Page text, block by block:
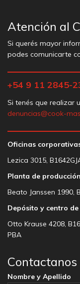
Atención al
Si querés mayor
podes comunicarte
+54 9 11 2845-
Si tenés que realizar
denuncias@cook-
Oficinas
Lezica 3015,
Planta de
Beato Janssen 1990,
Depósito y centro
Otto Krause 4208,
PBA
Contactanos
Nombre y Apellido